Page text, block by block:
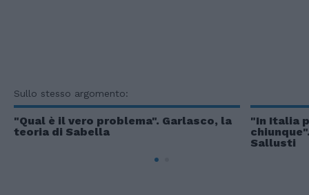
Sullo stesso argomento:
"Qual è il vero problema". Garlasco, la
teoria di Sabella
"In Italia
Sallusti